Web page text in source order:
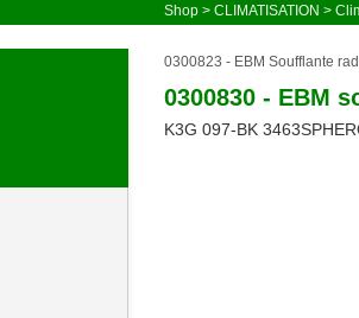
Shop > CLIMATISATION >
0300823 - EBM Soufflante
0300830 - EBM
K3G 097-BK